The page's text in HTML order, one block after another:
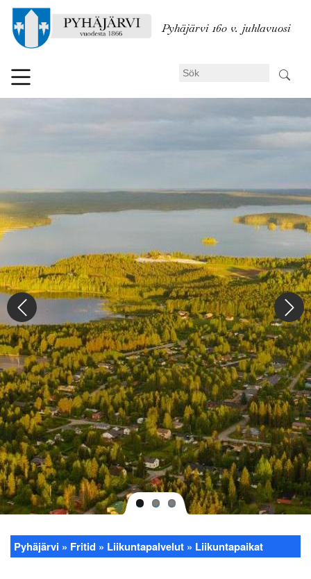
till
Pyhäjärvi 160 v. juhlavuosi
Sök
Länkstig
Pyhäjärvi Fritid Liikuntapalvelut Liikuntapaikat